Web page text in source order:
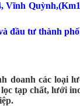
Vĩnh
đầu tư thành
doanh các loại
tạp chất, lưới